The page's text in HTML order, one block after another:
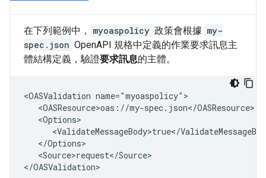
在下列範例中， myoaspolicy 政策會根據 my-
spec.json OpenAPI 規格中定義的作業要求訊息主
體結構定義，驗證要求訊息的主體。
<OASValidation name="myoaspolicy">
   <OASResource>oas://my-spec.json</OASResource>
   <Options>
<ValidateMessageBody>true</
   </Options>
   <Source>request</Source>
</OASValidation>